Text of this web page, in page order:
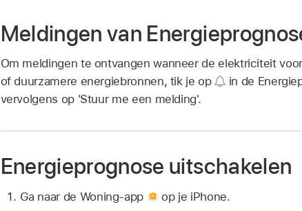
Meldingen van
Om meldingen te ontvangen wanneer de elektriciteit
of duurzamere energiebronnen, tik je op
in de
vervolgens op 'Stuur me een melding'.
Energieprognose uitschakelen
Ga naar de Woning-app
op je iPhone.